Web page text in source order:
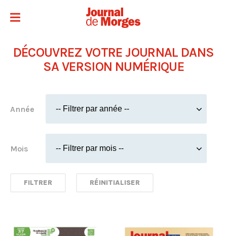
DÉCOUVREZ VOTRE JOURNAL DANS
SA VERSION NUMÉRIQUE
Année
Mois
FILTRER RÉINITIALISER